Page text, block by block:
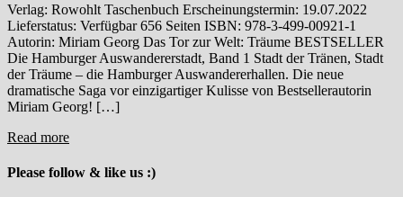
Verlag: Rowohlt Taschenbuch Erscheinungstermin: 19.07.2022
Lieferstatus: Verfügbar 656 Seiten ISBN: 978-3-499-00921-1
Autorin: Miriam Georg Das Tor zur Welt: Träume BESTSELLER
Die Hamburger Auswandererstadt, Band 1 Stadt der Tränen, Stadt
der Träume – die Hamburger Auswandererhallen. Die neue
dramatische Saga vor einzigartiger Kulisse von Bestsellerautorin
Miriam Georg! […]
Read more
Please follow & like us :)